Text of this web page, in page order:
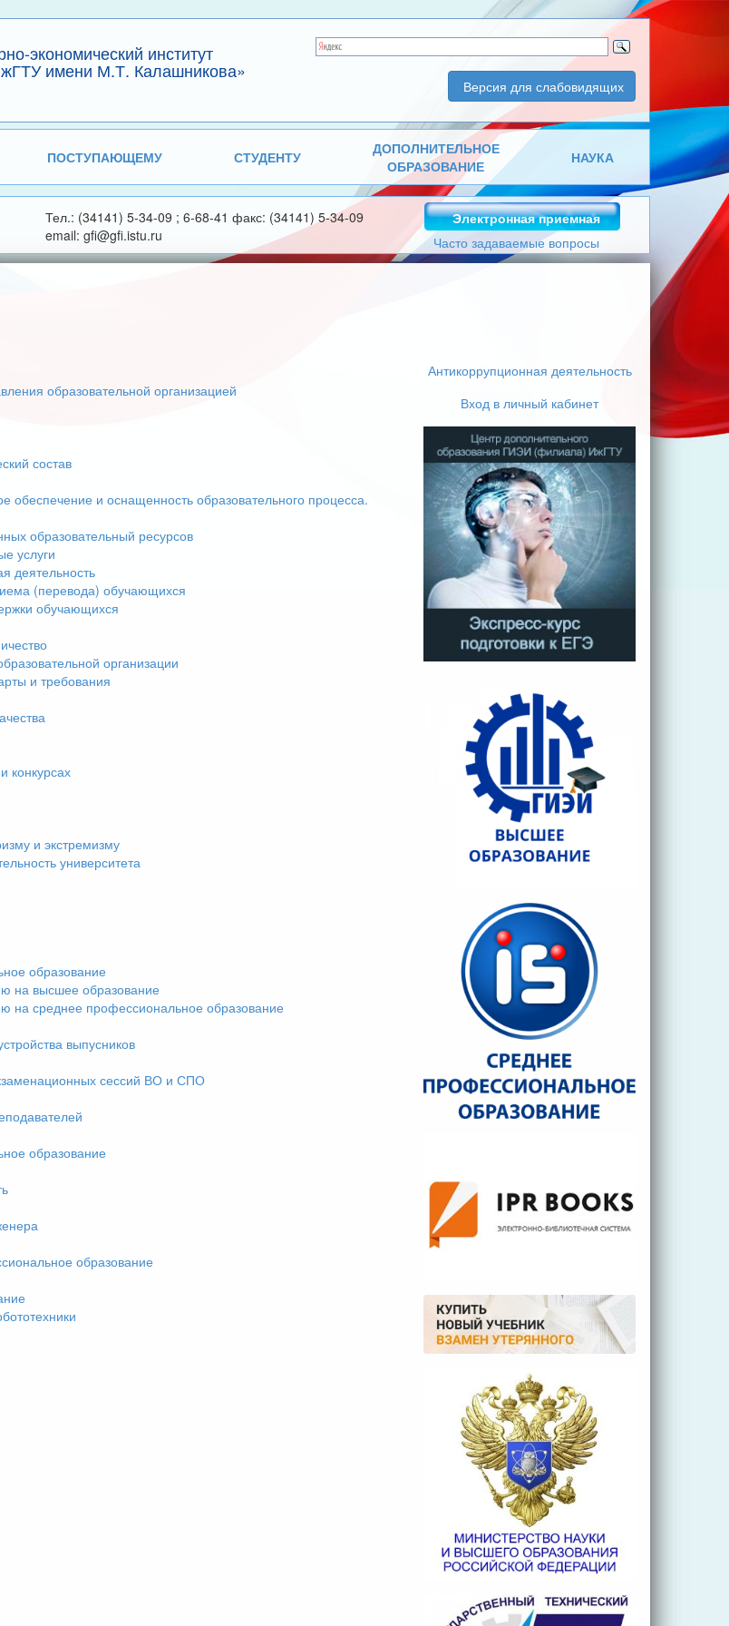
экономический институт
имени М.Т. Калашникова»
Версия для слабовидящих
ПОСТУПАЮЩЕМУ СТУДЕНТУ
ДОПОЛНИТЕЛЬНОЕ
ОБРАЗОВАНИЕ
НАУКА
Тел.: (34141) 5-34-09 ; 6-68-41 факс: (34141) 5-34-09
email: gfi@gfi.istu.ru
Электронная приемная
Часто задаваемые вопросы
образовательной организацией
состав
обеспечение и оснащенность образовательного процесса.
образовательный ресурсов
услуги
деятельность
(перевода) обучающихся
обучающихся
организации
и требования
конкурсах
и экстремизму
университета
образование
на высшее образование
на среднее профессиональное образование
выпусников
сессий ВО и СПО
образование
образование
Антикоррупционная деятельность
Вход в личный кабинет